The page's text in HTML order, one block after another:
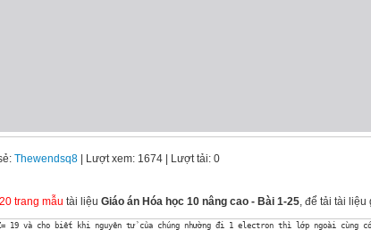
Thewendsq8 | Lượt xem: 1674 | Lượt tải: 0
20 trang mẫu tài liệu Giáo án Hóa học 10 nâng cao - Bài 1-25, để tải tài liệu
19 và cho biết khi nguyên tử của chúng nhường đi 1 electron thì lớp ngoài cùng